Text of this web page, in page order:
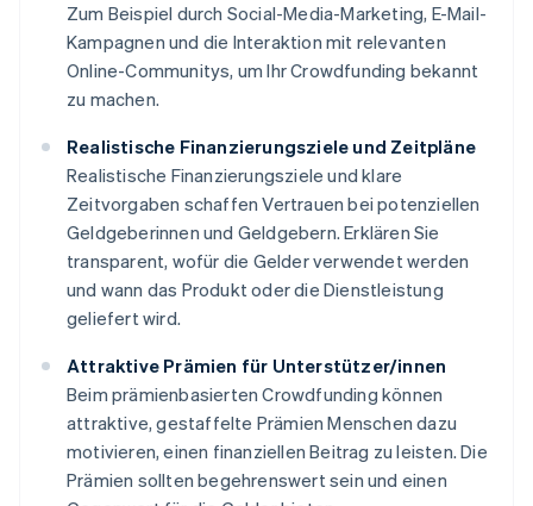
Zum Beispiel durch Social-Media-Marketing, E-Mail-
Kampagnen und die Interaktion mit relevanten
Online-Communitys, um Ihr Crowdfunding bekannt
zu machen.
Realistische Finanzierungsziele und Zeitpläne
Realistische Finanzierungsziele und klare
Zeitvorgaben schaffen Vertrauen bei potenziellen
Geldgeberinnen und Geldgebern. Erklären Sie
transparent, wofür die Gelder verwendet werden
und wann das Produkt oder die Dienstleistung
geliefert wird.
Attraktive Prämien für Unterstützer/innen
Beim prämienbasierten Crowdfunding können
attraktive, gestaffelte Prämien Menschen dazu
motivieren, einen finanziellen Beitrag zu leisten. Die
Prämien sollten begehrenswert sein und einen